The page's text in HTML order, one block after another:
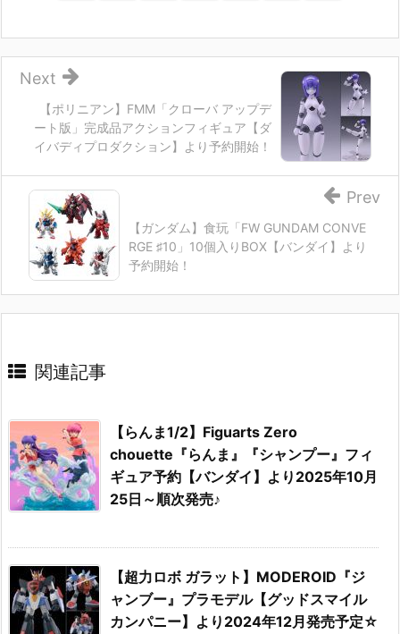
【ポリニアン】FMM「クローバ アップデ
ート版」完成品アクションフィギュア【ダ
イバディプロダクション】より予約開始！
Next
【ガンダム】食玩「FW GUNDAM CONVE
RGE ♯10」10個入りBOX【バンダイ】より
予約開始！
Prev
関連記事
【らんま1/2】Figuarts Zero
chouette『らんま』『シャンプー』フィ
ギュア予約【バンダイ】より2025年10月
25日～順次発売♪
【超力ロボ ガラット】MODEROID『ジ
ャンブー』プラモデル【グッドスマイル
カンパニー】より2024年12月発売予定☆